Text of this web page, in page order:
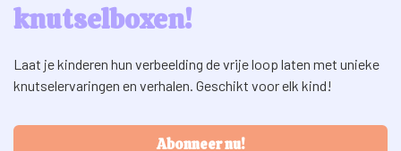
knutselboxen!
Laat je kinderen hun verbeelding de vrije loop laten met unieke
knutselervaringen en verhalen. Geschikt voor elk kind!
Abonneer nu!